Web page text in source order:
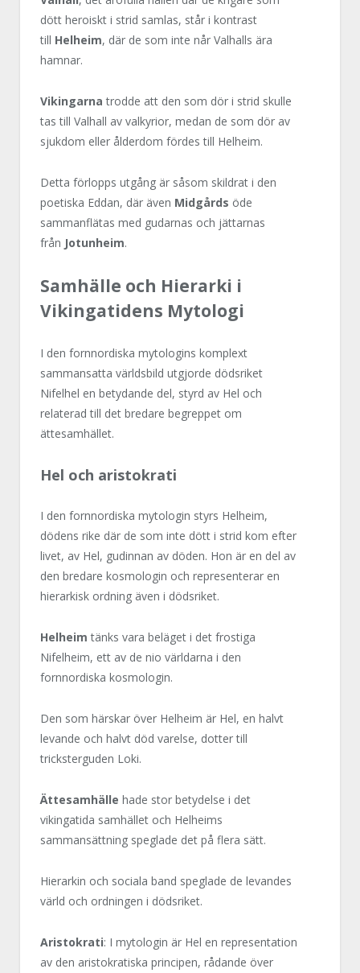
dött heroiskt i strid samlas, står i kontrast
till Helheim, där de som inte når Valhalls ära
hamnar.
Vikingarna trodde att den som dör i strid skulle
tas till Valhall av valkyrior, medan de som dör av
sjukdom eller ålderdom fördes till Helheim.
Detta förlopps utgång är såsom skildrat i den
poetiska Eddan, där även Midgårds öde
sammanflätas med gudarnas och jättarnas
från Jotunheim.
Samhälle och Hierarki i
Vikingatidens Mytologi
I den fornnordiska mytologins komplext
sammansatta världsbild utgjorde dödsriket
Nifelhel en betydande del, styrd av Hel och
relaterad till det bredare begreppet om
ättesamhället.
Hel och aristokrati
I den fornnordiska mytologin styrs Helheim,
dödens rike där de som inte dött i strid kom efter
livet, av Hel, gudinnan av döden. Hon är en del av
den bredare kosmologin och representerar en
hierarkisk ordning även i dödsriket.
Helheim tänks vara beläget i det frostiga
Nifelheim, ett av de nio världarna i den
fornnordiska kosmologin.
Den som härskar över Helheim är Hel, en halvt
levande och halvt död varelse, dotter till
tricksterguden Loki.
Ättesamhälle hade stor betydelse i det
vikingatida samhället och Helheims
sammansättning speglade det på flera sätt.
Hierarkin och sociala band speglade de levandes
värld och ordningen i dödsriket.
Aristokrati: I mytologin är Hel en representation
av den aristokratiska principen, rådande över